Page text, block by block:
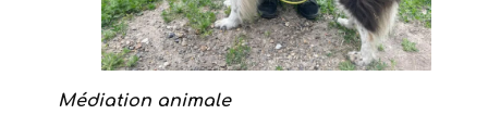
Médiation animale